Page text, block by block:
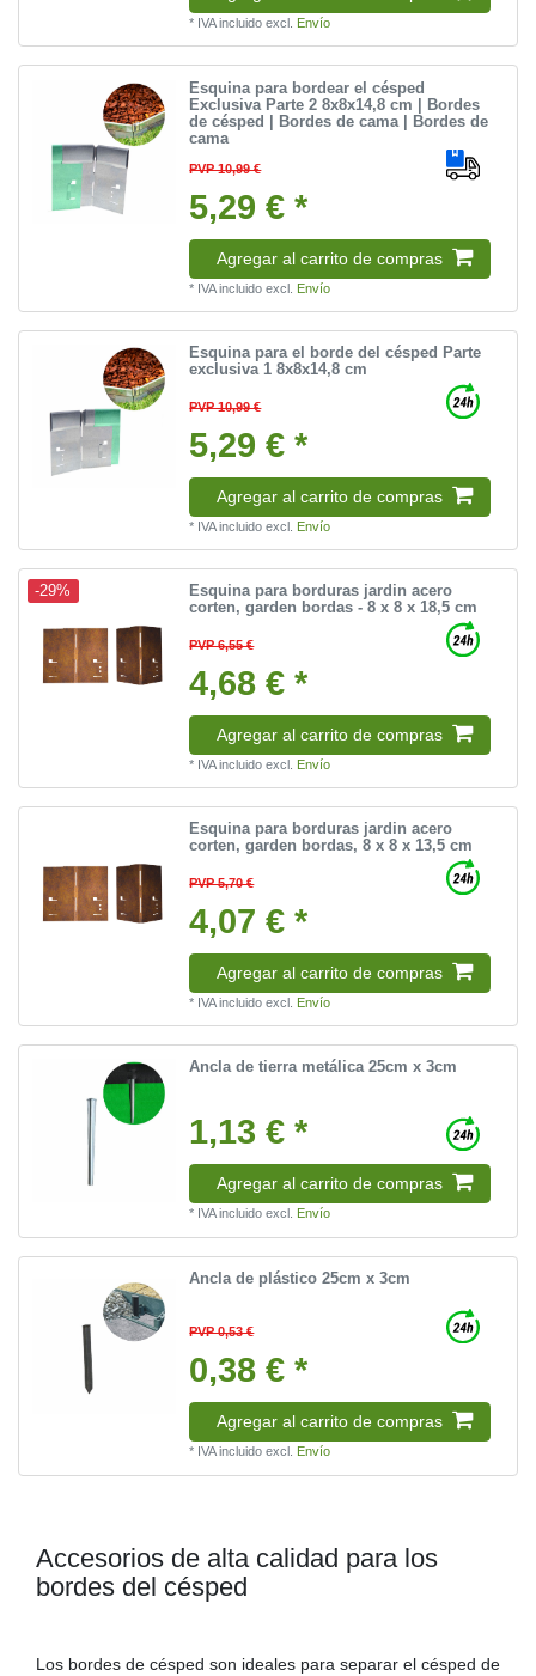
* IVA incluido excl. Envío
Esquina para bordear el césped
Exclusiva Parte 2 8x8x14,8 cm | Bordes
de césped | Bordes de cama | Bordes de
cama
PVP 10,99 €
5,29 € *
Agregar al carrito de compras
* IVA incluido excl. Envío
Esquina para el borde del césped Parte
exclusiva 1 8x8x14,8 cm
PVP 10,99 €
5,29 € *
Agregar al carrito de compras
* IVA incluido excl. Envío
-29%
Esquina para borduras jardin acero
corten, garden bordas - 8 x 8 x 18,5 cm
PVP 6,55 €
4,68 € *
Agregar al carrito de compras
* IVA incluido excl. Envío
Esquina para borduras jardin acero
corten, garden bordas, 8 x 8 x 13,5 cm
PVP 5,70 €
4,07 € *
Agregar al carrito de compras
* IVA incluido excl. Envío
Ancla de tierra metálica 25cm x 3cm
1,13 € *
Agregar al carrito de compras
* IVA incluido excl. Envío
Ancla de plástico 25cm x 3cm
PVP 0,53 €
0,38 € *
Agregar al carrito de compras
* IVA incluido excl. Envío
Accesorios de alta calidad para los
bordes del césped
Los bordes de césped son ideales para separar el césped de